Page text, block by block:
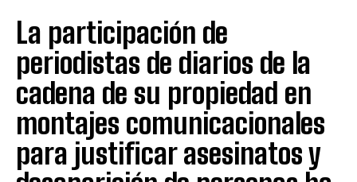
La participación de
periodistas de diarios de la
cadena de su propiedad en
montajes comunicacionales
para justificar asesinatos y